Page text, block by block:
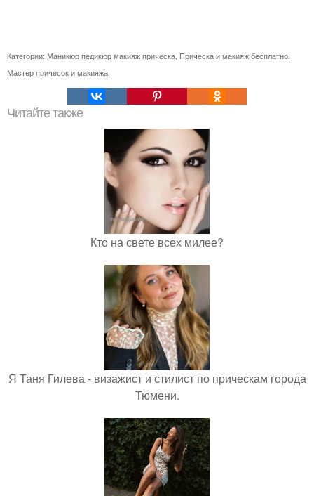
Категории: Маникюр педикюр макияж прическа Прическа и макияж бесплатно
Мастер причесок и макияжа
Читайте также
Кто на свете всех милее?
Я Таня Гилева - визажист и стилист по прическам города
Тюмени.